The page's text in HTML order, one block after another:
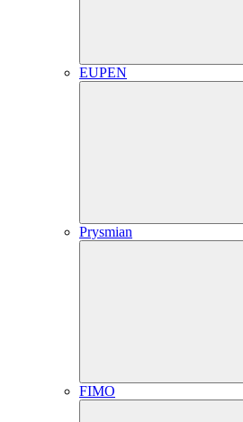
EUPEN
Prysmian
FIMO